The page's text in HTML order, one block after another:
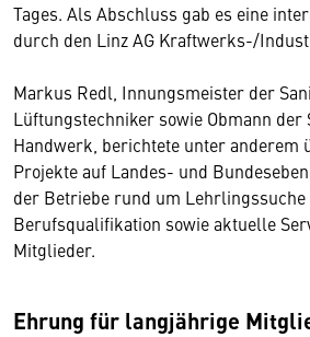
Tages. Als Abschluss gab es eine
durch den Linz AG Kraftwerks-/
Markus Redl, Innungsmeister der
Lüftungstechniker sowie Obmann der
Handwerk, berichtete unter anderem
Projekte auf Landes- und
der Betriebe rund um Lehrlingssuche
Berufsqualifikation sowie aktuelle
Mitglieder.
Ehrung für langjährige